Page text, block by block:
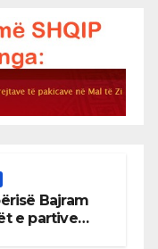
Bajram
e partive